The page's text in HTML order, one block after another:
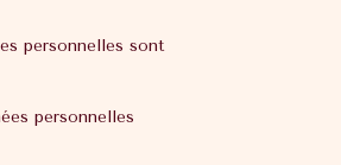
personnelles sont
personnelles